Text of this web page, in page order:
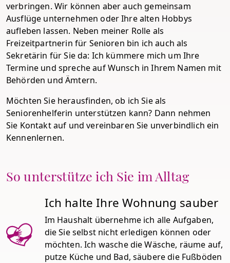
verbringen. Wir können aber auch gemeinsam
Ausflüge unternehmen oder Ihre alten Hobbys
aufleben lassen. Neben meiner Rolle als
Freizeitpartnerin für Senioren bin ich auch als
Sekretärin für Sie da: Ich kümmere mich um Ihre
Termine und spreche auf Wunsch in Ihrem Namen mit
Behörden und Ämtern.
Möchten Sie herausfinden, ob ich Sie als
Seniorenhelferin unterstützen kann? Dann nehmen
Sie Kontakt auf und vereinbaren Sie unverbindlich ein
Kennenlernen.
So unterstütze ich Sie im Alltag
Ich halte Ihre Wohnung sauber
Im Haushalt übernehme ich alle Aufgaben,
die Sie selbst nicht erledigen können oder
möchten. Ich wasche die Wäsche, räume auf,
putze Küche und Bad, säubere die Fußböden